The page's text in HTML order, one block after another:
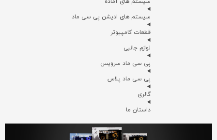
سیستم های آماده
سیستم های ادیشن پی سی ماد
قطعات کامپیوتر
لوازم جانبی
پی سی ماد سرویس
پی سی ماد پلاس
گالری
داستان ما